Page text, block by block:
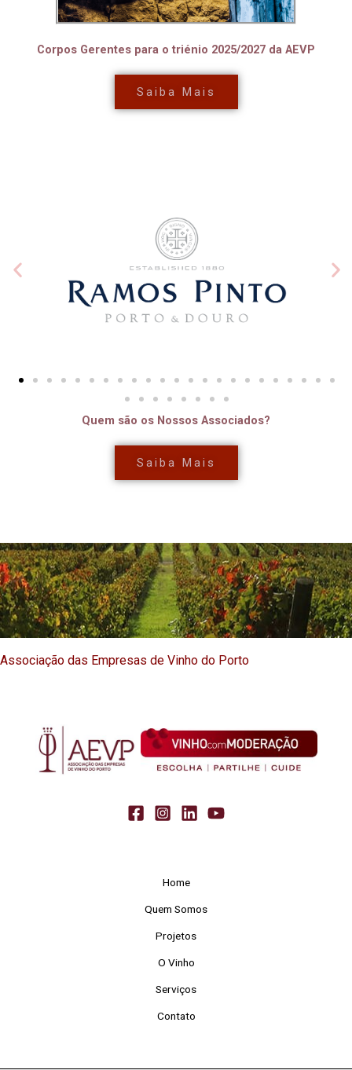
Corpos Gerentes para o triénio 2025/2027 da AEVP
Saiba Mais
Quem são os Nossos Associados?
Saiba Mais
Associação das Empresas de Vinho do Porto
Home
Quem Somos
Projetos
O Vinho
Serviços
Contato